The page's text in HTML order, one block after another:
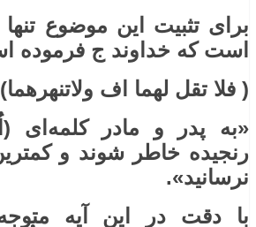
برای تثبیت این موضوع
است که خداوند ج فرموده
( فلا تقل لهما اف ولاتنهرهما)
«به پدر و مادر کلمه‌ای
رنجیده خاطر شوند و
نرسانید».
با دقت در این آیه